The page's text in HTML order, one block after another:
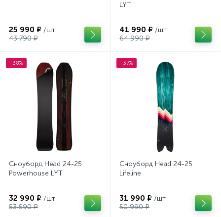
25 990 ₽ /шт
43 790 ₽
LYT
41 990 ₽ /шт
64 990 ₽
-38%
Сноуборд Head 24-25
Powerhouse LYT
32 990 ₽ /шт
53 590 ₽
-37%
Сноуборд Head 24-25
Lifeline
31 990 ₽ /шт
50 990 ₽